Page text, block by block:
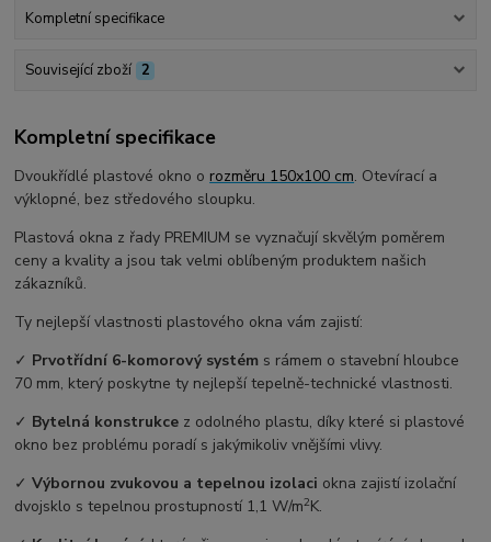
Kompletní specifikace
Související zboží 2
Kompletní specifikace
Dvoukřídlé plastové okno o rozměru 150x100 cm. Otevírací a
výklopné, bez středového sloupku.
Plastová okna z řady PREMIUM se vyznačují skvělým poměrem
ceny a kvality a jsou tak velmi oblíbeným produktem našich
zákazníků.
Ty nejlepší vlastnosti plastového okna vám zajistí:
✓ Prvotřídní 6-komorový systém s rámem o stavební hloubce
70 mm, který poskytne ty nejlepší tepelně-technické vlastnosti.
✓ Bytelná konstrukce z odolného plastu, díky které si plastové
okno bez problému poradí s jakýmikoliv vnějšími vlivy.
✓Výbornou zvukovou a tepelnou izolaci okna zajistí izolační
dvojsklo s tepelnou prostupností 1,1 W/m2K.